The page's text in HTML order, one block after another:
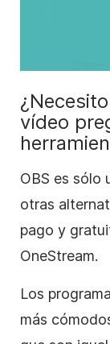
vídeo
OBS es sólo
otras
pago y
OneStream.
Los
más